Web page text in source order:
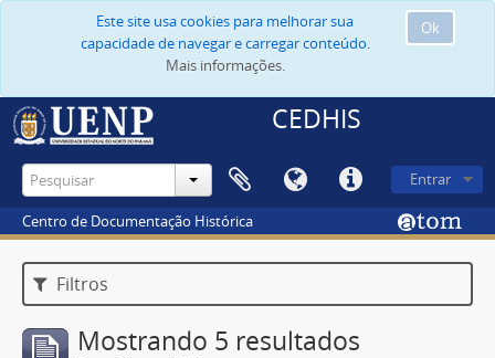
Ok
Este site usa cookies para melhorar sua
capacidade de navegar e carregar conteúdo.
Mais informações.
CEDHIS
Entrar
Centro de Documentação Histórica
Filtros
Mostrando 5 resultados